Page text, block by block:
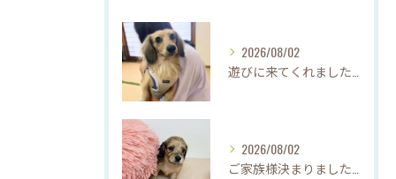
2026/08/02
遊びに来てくれました♡(о´∀`о)
2026/08/02
ご家族様決まりました♡♪